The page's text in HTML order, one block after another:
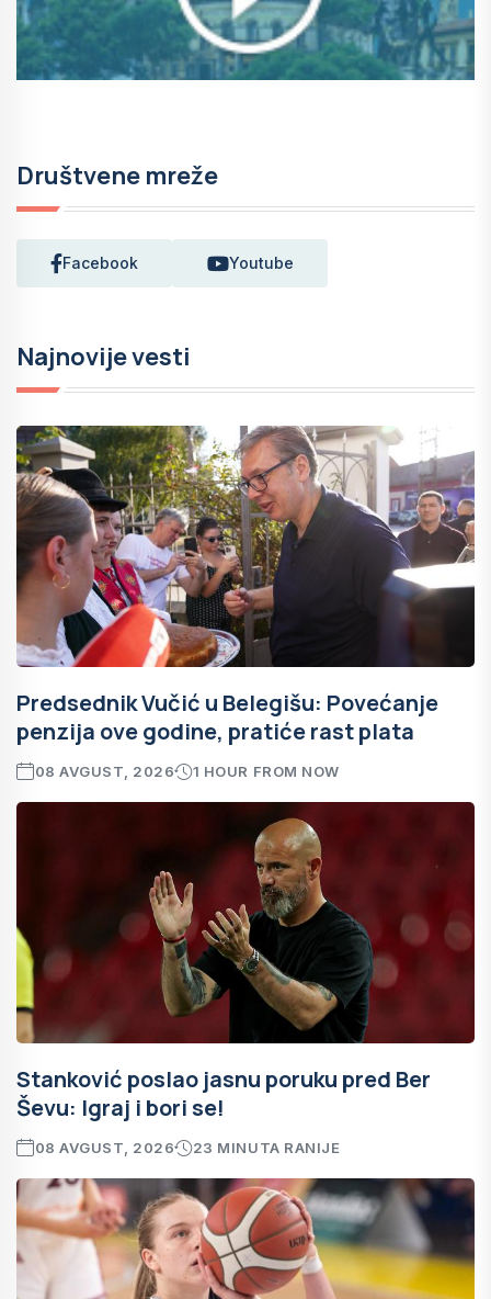
Društvene mreže
Facebook Youtube
Najnovije vesti
Predsednik Vučić u Belegišu: Povećanje
penzija ove godine, pratiće rast plata
08 AVGUST, 2026 1 HOUR FROM NOW
Stanković poslao jasnu poruku pred Ber
Ševu: Igraj i bori se!
08 AVGUST, 2026 23 MINUTA RANIJE